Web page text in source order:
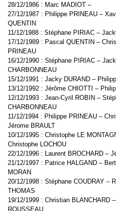
28/12/1986 : Marc MADIOT –
27/12/1987 : Philippe PRINEAU –
QUENTIN
11/12/1988 : Stéphane PIRIAC –
17/12/1989 : Pascal QUENTIN –
PRINEAU
16/12/1990 : Stéphane PIRIAC –
CHARBONNEAU
15/12/1991 : Jacky DURAND –
13/12/1992 : Jérôme CHIOTTI –
12/12/1993 : Jean-Cyril ROBIN –
CHARBONNEAU
11/12/1994 : Philippe PRINEAU –
Jérome BRAULT
10/12/1995 : Christophe LE
Christophe LOCHOU
22/12/1996 : Laurent BROCHARD –
21/12/1997 : Patrice HALGAND –
MORAN
20/12/1998 : Stéphane COUDRAY –
THOMAS
19/12/1999 : Christian BLANCHARD
ROUSSEAU